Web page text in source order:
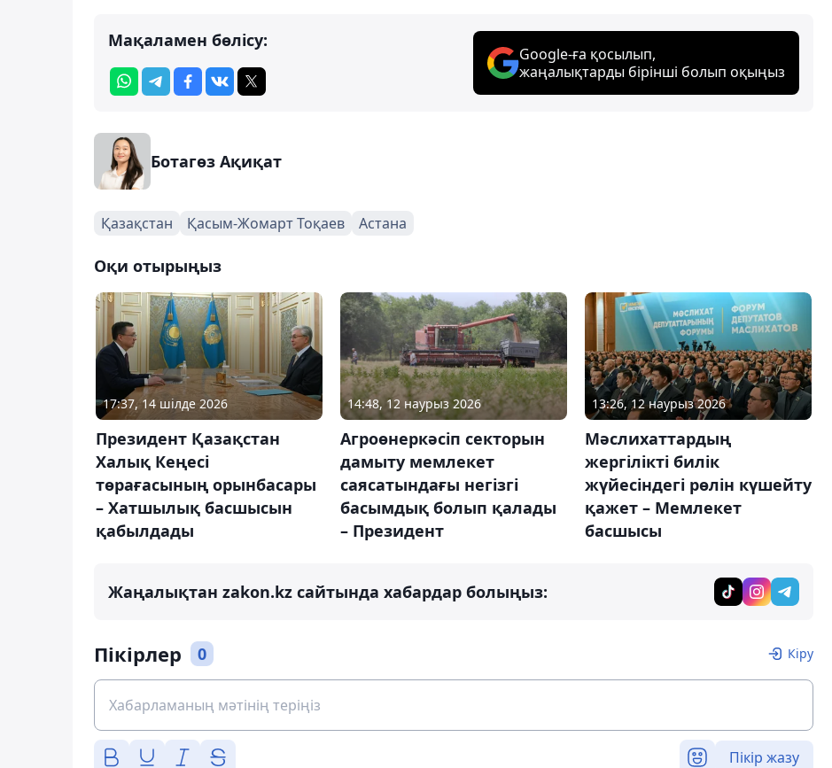
Мақаламен бөлісу:
Google-ға қосылып,
жаңалықтарды бірінші болып оқыңыз
Ботагөз Ақиқат
Қазақстан Қасым-Жомарт Тоқаев Астана
Оқи отырыңыз
17:37, 14 шілде 2026
Президент Қазақстан
Халық Кеңесі
төрағасының орынбасары
– Хатшылық басшысын
қабылдады
14:48, 12 наурыз 2026
Агроөнеркәсіп секторын
дамыту мемлекет
саясатындағы негізгі
басымдық болып қалады
– Президент
13:26, 12 наурыз 2026
Мәслихаттардың
жергілікті билік
жүйесіндегі рөлін күшейту
қажет – Мемлекет
басшысы
Жаңалықтан zakon.kz сайтында хабардар болыңыз:
Пікірлер 0 Кіру
Пікір жазу